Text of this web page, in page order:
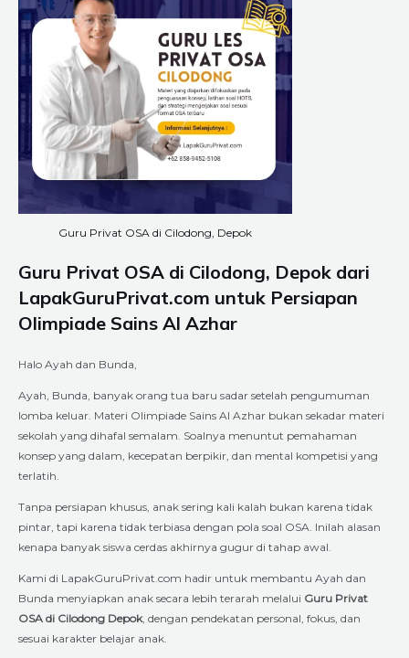
Guru Privat OSA di Cilodong, Depok
Guru Privat OSA di Cilodong, Depok dari
LapakGuruPrivat.com untuk Persiapan
Olimpiade Sains Al Azhar
Halo Ayah dan Bunda,
Ayah, Bunda, banyak orang tua baru sadar setelah pengumuman
lomba keluar. Materi Olimpiade Sains Al Azhar bukan sekadar materi
sekolah yang dihafal semalam. Soalnya menuntut pemahaman
konsep yang dalam, kecepatan berpikir, dan mental kompetisi yang
terlatih.
Tanpa persiapan khusus, anak sering kali kalah bukan karena tidak
pintar, tapi karena tidak terbiasa dengan pola soal OSA. Inilah alasan
kenapa banyak siswa cerdas akhirnya gugur di tahap awal.
Kami di LapakGuruPrivat.com hadir untuk membantu Ayah dan
Bunda menyiapkan anak secara lebih terarah melalui Guru Privat
OSA di Cilodong Depok, dengan pendekatan personal, fokus, dan
sesuai karakter belajar anak.